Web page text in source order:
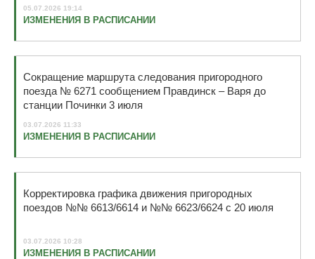
05.07.2026 19:14
ИЗМЕНЕНИЯ В РАСПИСАНИИ
Сокращение маршрута следования пригородного
поезда № 6271 сообщением Правдинск – Варя до
станции Починки 3 июля
03.07.2026 11:33
ИЗМЕНЕНИЯ В РАСПИСАНИИ
Корректировка графика движения пригородных
поездов №№ 6613/6614 и №№ 6623/6624 с 20 июля
03.07.2026 10:28
ИЗМЕНЕНИЯ В РАСПИСАНИИ